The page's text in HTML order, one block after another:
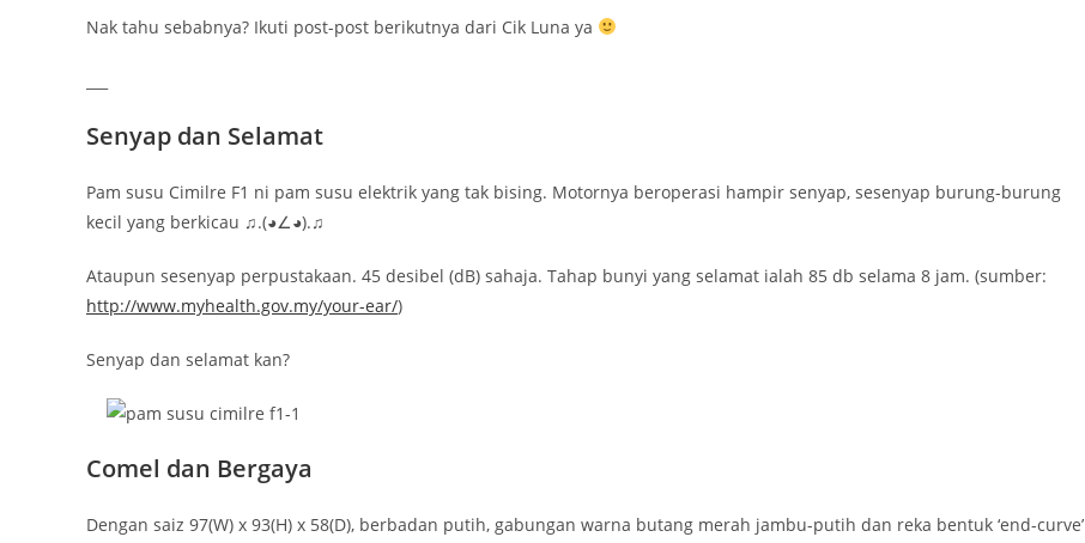
Nak tahu sebabnya? Ikuti post-post berikutnya dari Cik Luna ya
Senyap dan Selamat
Pam susu Cimilre F1 ni pam susu elektrik yang tak bising. Motornya beroperasi hampir senyap, sesenyap burung-burung
kecil yang berkicau ♫.(◕∠◕).♫
Ataupun sesenyap perpustakaan. 45 desibel (dB) sahaja. Tahap bunyi yang selamat ialah 85 db selama 8 jam. (sumber:
http://www.myhealth.gov.my/your-ear/)
Senyap dan selamat kan?
Comel dan Bergaya
Dengan saiz 97(W) x 93(H) x 58(D), berbadan putih, gabungan warna butang merah jambu-putih dan reka bentuk ‘end-curve’